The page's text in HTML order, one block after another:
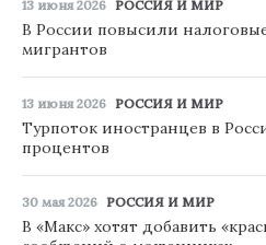
13 июня 2026 РОССИЯ И МИР
В России повысили
мигрантов
13 июня 2026 РОССИЯ И МИР
Турпоток иностранцев в
процентов
30 мая 2026 РОССИЯ И МИР
В «Макс» хотят добавить